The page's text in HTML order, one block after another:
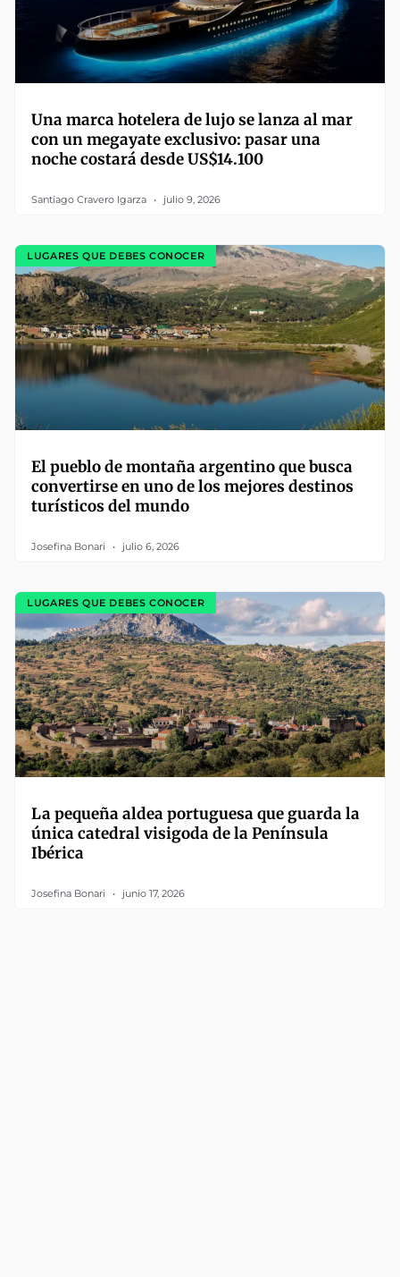
Una marca hotelera de lujo se lanza al mar
con un megayate exclusivo: pasar una
noche costará desde US$14.100
Santiago Cravero Igarza julio 9, 2026
LUGARES QUE DEBES CONOCER
El pueblo de montaña argentino que busca
convertirse en uno de los mejores destinos
turísticos del mundo
Josefina Bonari julio 6, 2026
LUGARES QUE DEBES CONOCER
La pequeña aldea portuguesa que guarda la
única catedral visigoda de la Península
Ibérica
Josefina Bonari junio 17, 2026